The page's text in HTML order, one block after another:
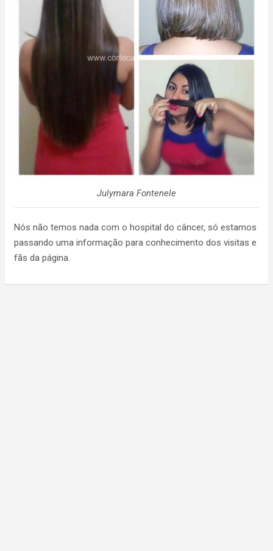
Julymara Fontenele
Nós não temos nada com o hospital do câncer, só estamos
passando uma informação para conhecimento dos visitas e
fãs da página.